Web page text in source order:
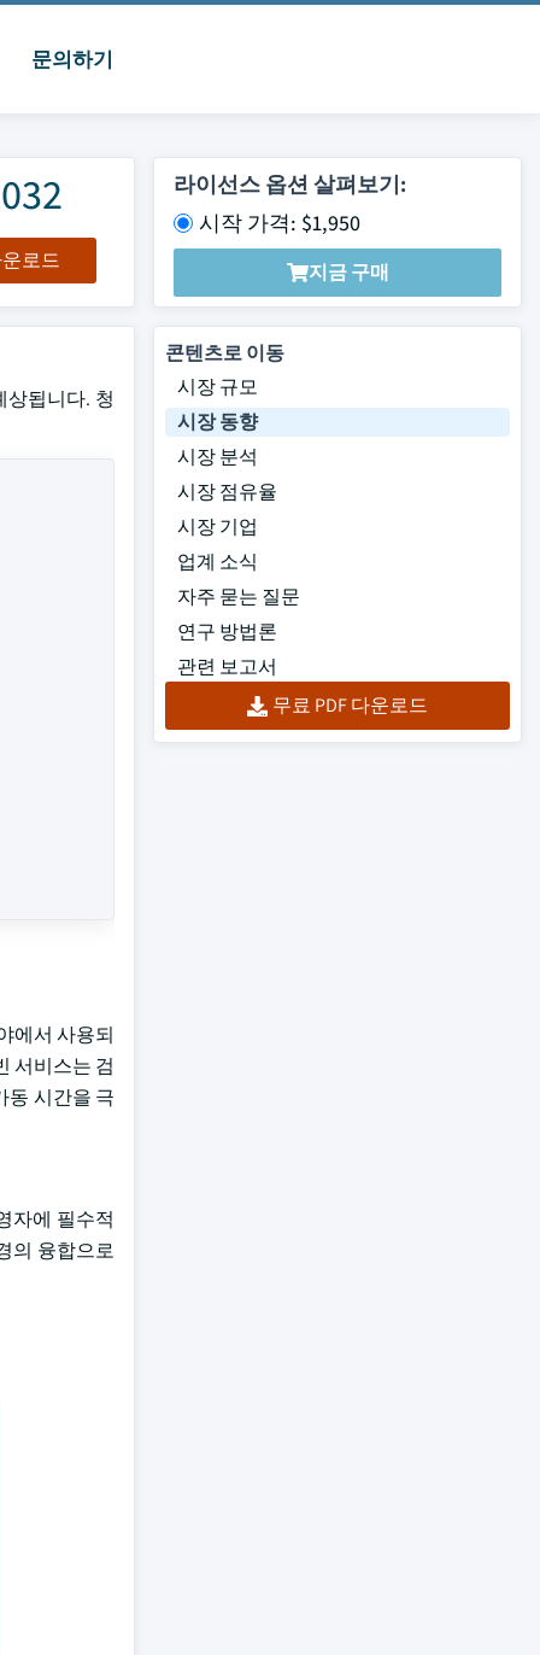
문의하기
운로드
라이선스 옵션 살펴보기:
시작 가격: $1,950
지금 구매
상됩니다. 청
에서 사용되
서비스는 검
동 시간을 극
자에 필수적
의 융합으로
콘텐츠로 이동
시장 규모
시장 동향
시장 분석
시장 점유율
시장 기업
업계 소식
자주 묻는 질문
연구 방법론
관련 보고서
무료 PDF 다운로드